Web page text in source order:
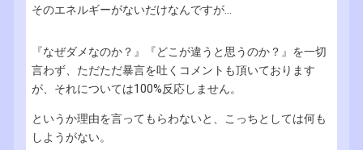
そのエネルギーがないだけなんですが...
『なぜダメなのか？』『どこが違うと思うのか？』を一切
言わず、ただただ暴言を吐くコメントも頂いております
が、それについては100%反応しません。
というか理由を言ってもらわないと、こっちとしては何も
しようがない。